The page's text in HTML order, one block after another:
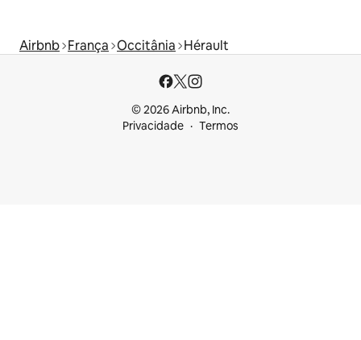
Airbnb França Occitânia Hérault
© 2026 Airbnb, Inc.
Privacidade
Termos